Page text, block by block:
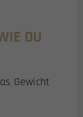
DU
Gewicht